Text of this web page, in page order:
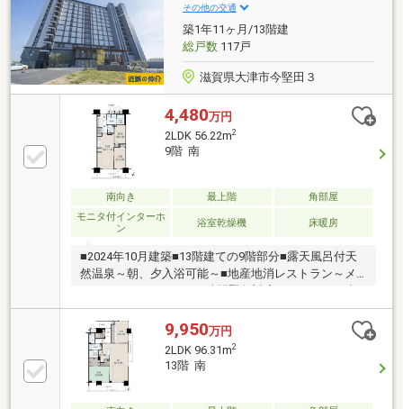
１．お金の扱い方のプロ、ファイナンシャルプランナ
ーが資金計画をサポート２．買い替えなどにも対応で
きる売却専門チームあり３．たくさんの銀行と繋がり
があるため、最も低金利になるように審査が可能
その他の交通
築1年11ヶ月/13階建
総戸数117戸
滋賀県大津市今堅田３
4,480万円
2LDK 56.22m2
9階 南
南向き 最上階
角部屋
モニタ付インターホ
ン
浴室乾燥機 床暖房
■2024年10月建築■13階建ての9階部分■露天風呂付天
然温泉～朝、夕入浴可能～■地産地消レストラン～メ
にスタッフ常駐～■ペット２匹まで飼育可～犬・猫可
（規約細則有り～■ラウンジ（コーヒーサービス有）■
ゲストルーム■パーティールーム■スタジオ～カラオケ
ルーム～■娯楽室
9,950万円
2LDK 96.31m2
13階 南